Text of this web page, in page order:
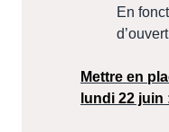
En
Mettre en
lundi 22 juin